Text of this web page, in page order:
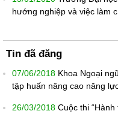
hướng nghiệp và việc làm
Tin đã đăng
07/06/2018 Khoa Ngoại
tập huấn nâng cao năng
26/03/2018 Cuộc thi